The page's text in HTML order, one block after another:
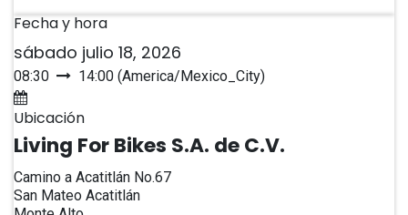
Fecha y hora
sábado julio 18, 2026
08:30 14:00 (America/Mexico_City)
Ubicación
Living For Bikes S.A. de C.V.
Camino a Acatitlán No.67
San Mateo Acatitlán